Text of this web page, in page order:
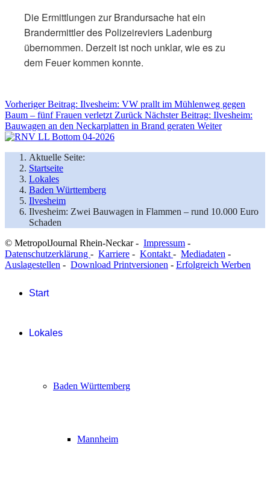
Die Ermittlungen zur Brandursache hat ein
Brandermittler des Polizeireviers Ladenburg
übernommen. Derzeit ist noch unklar, wie es zu
dem Feuer kommen konnte.
Vorheriger Beitrag: Ilvesheim: VW prallt im Mühlenweg gegen
Baum – fünf Frauen verletzt Zurück Nächster Beitrag: Ilvesheim:
Bauwagen an den Neckarplatten in Brand geraten Weiter
Aktuelle Seite:
Startseite
Lokales
Baden Württemberg
Ilvesheim
Ilvesheim: Zwei Bauwagen in Flammen – rund 10.000 Euro
Schaden
© MetropolJournal Rhein-Neckar - Impressum -
Datenschutzerklärung - Karriere - Kontakt - Mediadaten -
Auslagestellen - Download Printversionen - Erfolgreich Werben
Start
Lokales
Baden Württemberg
Mannheim